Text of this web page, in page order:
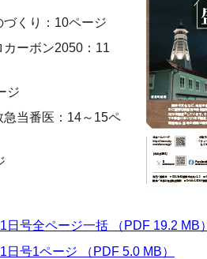
くり：10ページ
ーボン2050：11
ジ
急当番医：14～15ペ
号全ページ一括 （PDF 19.2 MB）
号1ページ （PDF 5.0 MB）